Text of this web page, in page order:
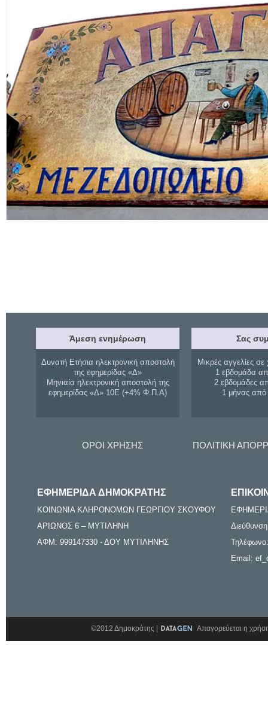
Άμεση ενημέρωση
Δυνατή Ετήσια ηλεκτρονική αποστολή
της εφημερίδας «Δ»
Μηνιαία ηλεκτρονική αποστολή της
εφημερίδας «Δ» 10Ε (+4% Φ.Π.Α)
Σας
Μικρές αγγελίες σε
1 εβδομάδα
2 εβδομάδες
1 μήνας
ΟΡΟΙ ΧΡΗΣΗΣ ΠΟΛΙΤΙΚΗ
ΕΦΗΜΕΡΙΔΑ ΔΗΜΟΚΡΑΤΗΣ
ΚΟΙΝΩΝΙΑ ΚΛΗΡΟΝΟΜΩΝ ΓΕΩΡΓΙΟΥ ΣΚΟΥΦΟΥ
ΑΡΙΩΝΟΣ 6 – ΜΥΤΙΛΗΝΗ
ΑΦΜ: 999147330 - ΔΟΥ ΜΥΤΙΛΗΝΗΣ
Email:
©2012 Δημοκράτης | Απαγορεύεται η